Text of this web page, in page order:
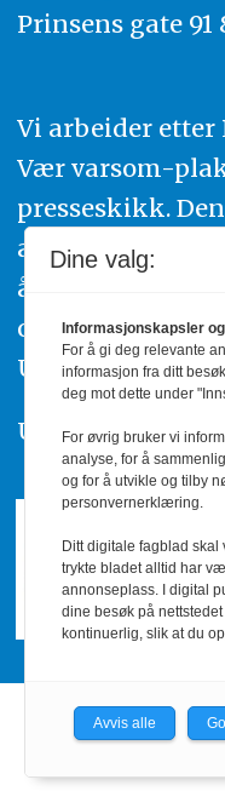
Prinsens gate 91
Vi arbeider etter
Vær varsom-
presseskikk.
av urettmessig
å ta kontakt
også klage inn
Utvalg,
Utgiver: PBL
Dine valg:
Informasjonskapsler
For å gi deg relevante
informasjon fra ditt
deg mot dette under
For øvrig bruker vi
analyse, for å
og for å utvikle og tilby
personvernerklæring.
Ditt digitale fagblad
trykte bladet alltid har
annonseplass. I digital
dine besøk på
kontinuerlig, slik at du
Avvis alle